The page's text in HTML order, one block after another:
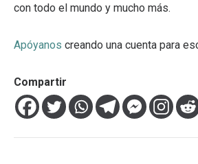
con todo el mundo y mucho más.
Apóyanos creando una cuenta para
Compartir